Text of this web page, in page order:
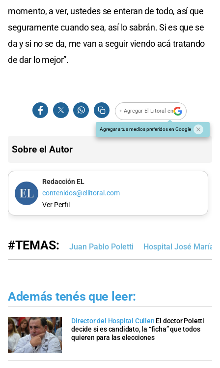
momento, a ver, ustedes se enteran de todo, así que
seguramente cuando sea, así lo sabrán. Si es que se
da y si no se da, me van a seguir viendo acá tratando
de dar lo mejor”.
+ Agregar El Litoral en
Agregar a tus medios preferidos en Google
Sobre el Autor
Redacción EL
contenidos@ellitoral.com
Ver Perfil
#TEMAS: Juan Pablo Poletti Hospital José María
Además tenés que leer:
Director del Hospital Cullen El doctor Poletti
decide si es candidato, la “ficha” que todos
quieren para las elecciones